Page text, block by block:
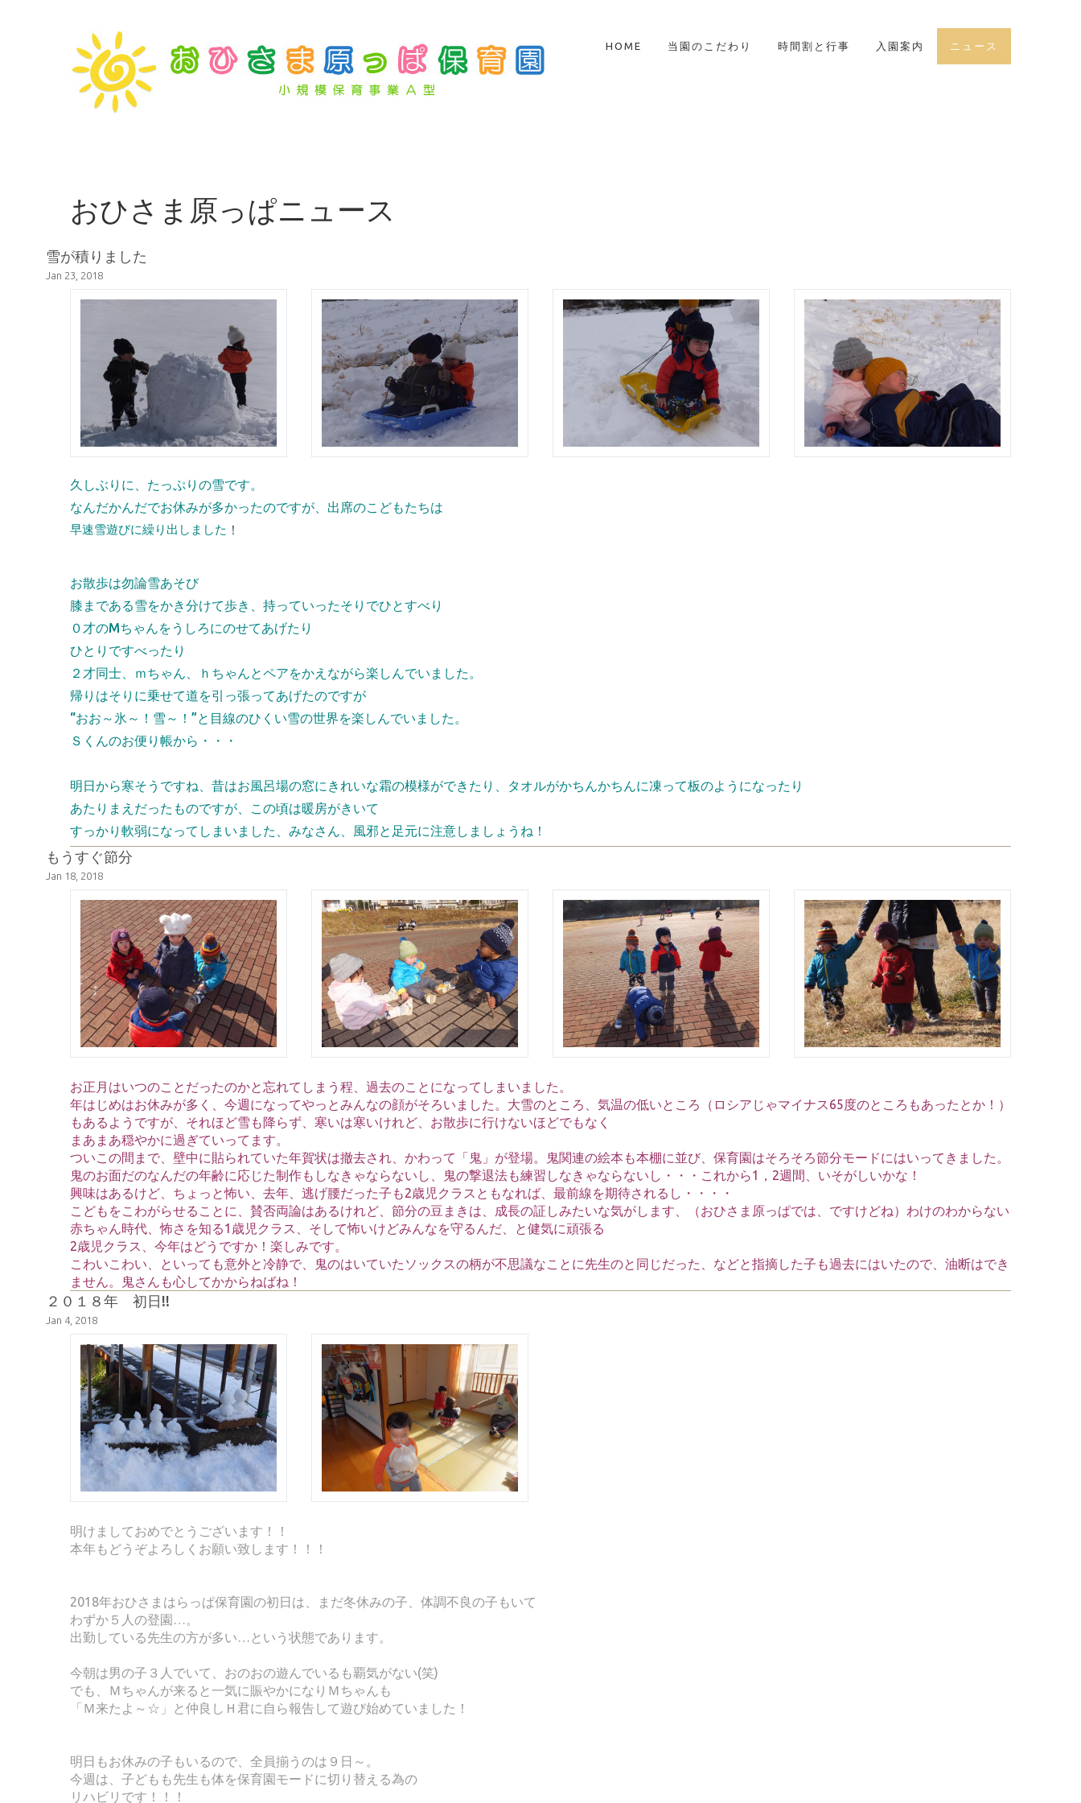
HOME 当園のこだわり 時間割と行事 入園案内 ニュース
おひさま原っぱニュース
雪が積りました
Jan 23, 2018
久しぶりに、たっぷりの雪です。
なんだかんだでお休みが多かったのですが、出席のこどもたちは
早速雪遊びに繰り出しました ！
お散歩は勿論雪あそび
膝まである雪をかき分けて歩き、持っていったそりでひとすべり
０才のMちゃんをうしろにのせてあげたり
ひとりですべったり
２才同士、ｍちゃん、ｈちゃんとペアをかえながら楽しんでいました。
帰りはそりに乗せて道を引っ張ってあげたのですが
“おお～氷～！雪～！”と目線のひくい雪の世界を楽しんでいました。
Ｓくんのお便り帳から・・・
明日から寒そうですね、昔はお風呂場の窓にきれいな霜の模様ができたり、タオルがかちんかちんに凍って板のようになったり
あたりまえだったものですが、この頃は暖房がきいて
すっかり軟弱になってしまいました、みなさん、風邪と足元に注意しましょうね！
もうすぐ節分
Jan 18, 2018
お正月はいつのことだったのかと忘れてしまう程、過去のことになってしまいました。
年はじめはお休みが多く、今週になってやっとみんなの顔がそろいました。大雪のところ、気温の低いところ（ロシアじゃマイナス65度のところもあったとか！）
もあるようですが、それほど雪も降らず、寒いは寒いけれど、お散歩に行けないほどでもなく
まあまあ穏やかに過ぎていってます。
ついこの間まで、壁中に貼られていた年賀状は撤去され、かわって「鬼」が登場。鬼関連の絵本も本棚に並び、保育園はそろそろ節分モードにはいってきました。
鬼のお面だのなんだの年齢に応じた制作もしなきゃならないし、鬼の撃退法も練習しなきゃならないし・・・これから1，2週間、いそがしいかな！
興味はあるけど、ちょっと怖い、去年、逃げ腰だった子も2歳児クラスともなれば、最前線を期待されるし・・・・
こどもをこわがらせることに、賛否両論はあるけれど、節分の豆まきは、成長の証しみたいな気がします、（おひさま原っぱでは、ですけどね）わけのわからない
赤ちゃん時代、怖さを知る1歳児クラス、そして怖いけどみんなを守るんだ、と健気に頑張る
2歳児クラス、今年はどうですか！楽しみです。
こわいこわい、といっても意外と冷静で、鬼のはいていたソックスの柄が不思議なことに先生のと同じだった、などと指摘した子も過去にはいたので、油断はでき
ません。鬼さんも心してかからねばね！
２０１８年 初日!!
Jan 4, 2018
明けましておめでとうございます！！
本年もどうぞよろしくお願い致します！！！
2018年おひさまはらっぱ保育園の初日は、まだ冬休みの子、体調不良の子もいて
わずか５人の登園…。
出勤している先生の方が多い…という状態であります。
今朝は男の子３人でいて、おのおの遊んでいるも覇気がない(笑)
でも、Ｍちゃんが来ると一気に賑やかになりＭちゃんも
「Ｍ来たよ～☆」と仲良しＨ君に自ら報告して遊び始めていました！
明日もお休みの子もいるので、全員揃うのは９日～。
今週は、子どもも先生も体を保育園モードに切り替える為の
リハビリです！！！